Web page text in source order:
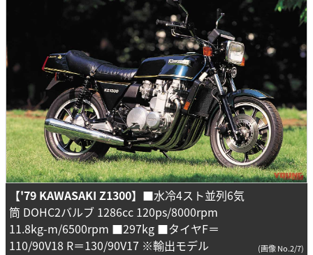
【'79 KAWASAKI Z1300】 ■水冷4スト並列6気
筒 DOHC2バルブ 1286cc 120ps/8000rpm
11.8kg-m/6500rpm ■297kg ■タイヤF＝
110/90V18 R＝130/90V17 ※輸出モデル
(画像 No.2/7)